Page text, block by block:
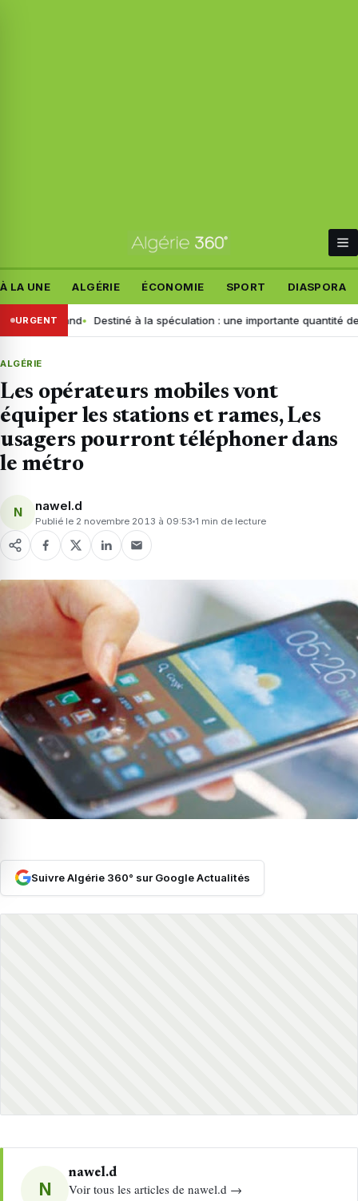
À LA UNE ALGÉRIE ÉCONOMIE SPORT DIASPORA
URGENT Destiné à la spéculation : une importante quantité de ce
ALGÉRIE
Les opérateurs mobiles vont
équiper les stations et rames, Les
usagers pourront téléphoner dans
le métro
N nawel.d
Publié le 2 novembre 2013 à 09:53 1 min de lecture
Suivre Algérie 360° sur Google Actualités
N
nawel.d
Voir tous les articles de nawel.d →